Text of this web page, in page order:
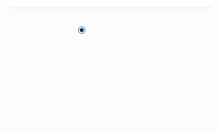
para a cidade, perfeito para relaxar e socializar.